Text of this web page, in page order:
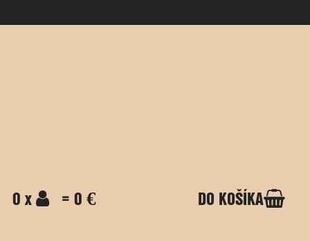
0 x = 0 € DO KOŠÍKA